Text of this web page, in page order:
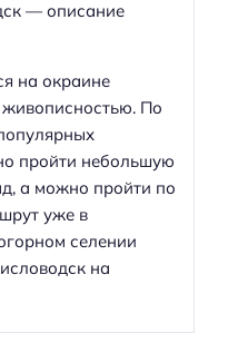
на окраине
живописностью. По
пройти небольшую
а можно пройти по
уже в
селении
на